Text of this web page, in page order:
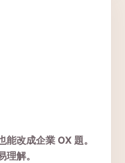
改成企業 OX 題。
解。